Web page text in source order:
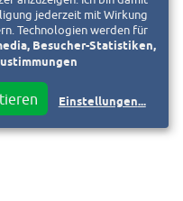
jederzeit mit Wirkung
Technologien werden für
Besucher-Statistiken,
Einstellungen...